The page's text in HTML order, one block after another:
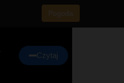
Pogoda
Czytaj